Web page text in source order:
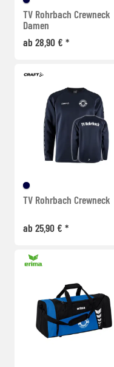
TV Rohrbach Crewneck
Damen
ab 28,90 € *
TV Rohrbach Crewneck
ab 25,90 € *